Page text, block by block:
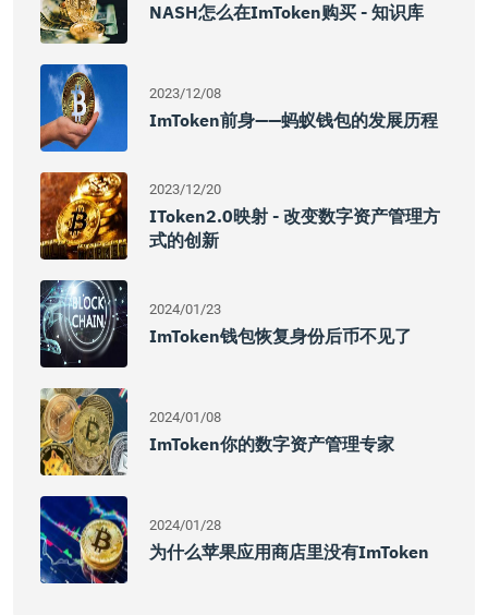
NASH怎么在imToken购买 - 知识库
2023/12/08
ImToken前身——蚂蚁钱包的发展历程
2023/12/20
IToken2.0映射 - 改变数字资产管理方
式的创新
2024/01/23
ImToken钱包恢复身份后币不见了
2024/01/08
ImToken你的数字资产管理专家
2024/01/28
为什么苹果应用商店里没有imToken